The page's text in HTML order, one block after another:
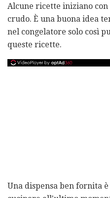
Alcune ricette iniziano
crudo. È una buona idea
nel congelatore solo così
queste ricette.
Una dispensa ben fornita